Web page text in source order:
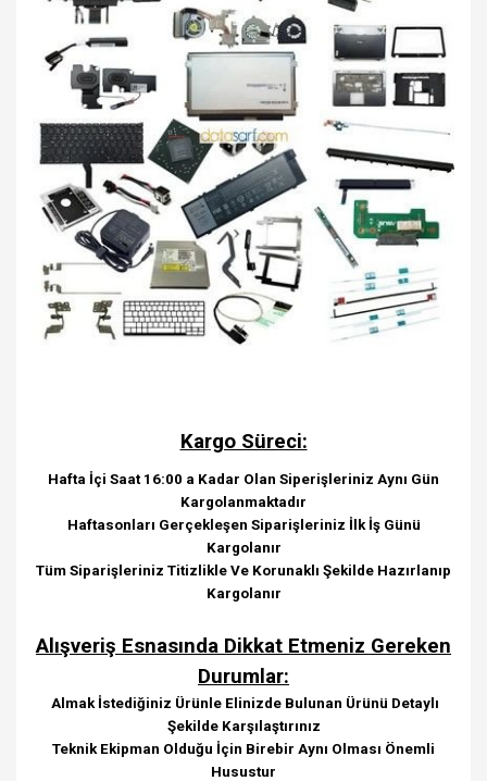
Kargo Süreci:
Hafta İçi Saat 16:00 a Kadar Olan Siperişleriniz Aynı Gün
Kargolanmaktadır
Haftasonları Gerçekleşen Siparişleriniz İlk İş Günü
Kargolanır
Tüm Siparişleriniz Titizlikle Ve Korunaklı Şekilde Hazırlanıp
Kargolanır
Alışveriş Esnasında Dikkat Etmeniz Gereken
Durumlar:
Almak İstediğiniz Ürünle Elinizde Bulunan Ürünü Detaylı
Şekilde Karşılaştırınız
Teknik Ekipman Olduğu İçin Birebir Aynı Olması Önemli
Husustur